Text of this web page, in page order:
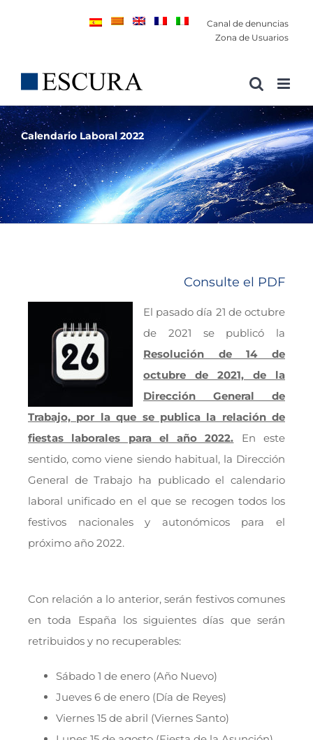
Canal de denuncias
Zona de Usuarios
Calendario Laboral 2022
Consulte el PDF
El pasado día 21 de octubre
de 2021 se publicó la
Resolución de 14 de
octubre de 2021, de la
Dirección General de
Trabajo, por la que se publica la relación de
fiestas laborales para el año 2022. En este
sentido, como viene siendo habitual, la Dirección
General de Trabajo ha publicado el calendario
laboral unificado en el que se recogen todos los
festivos nacionales y autonómicos para el
próximo año 2022.
Con relación a lo anterior, serán festivos comunes
en toda España los siguientes días que serán
retribuidos y no recuperables:
Sábado 1 de enero (Año Nuevo)
Jueves 6 de enero (Día de Reyes)
Viernes 15 de abril (Viernes Santo)